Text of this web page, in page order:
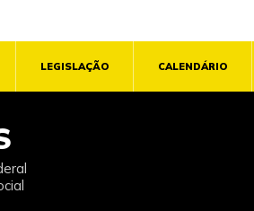
LEGISLAÇÃO CALENDÁRIO